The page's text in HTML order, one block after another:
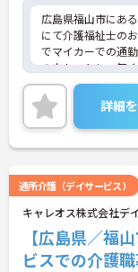
広島県福山市にあ
にて介護福祉士の
でマイカーでの通
の方もストレス無
ご興味ある方には
詳細をお話しいた
い。
詳細
通所介護（デイサービス）
キャレオス株式会社デ
【広島県／福
ビスでの介護